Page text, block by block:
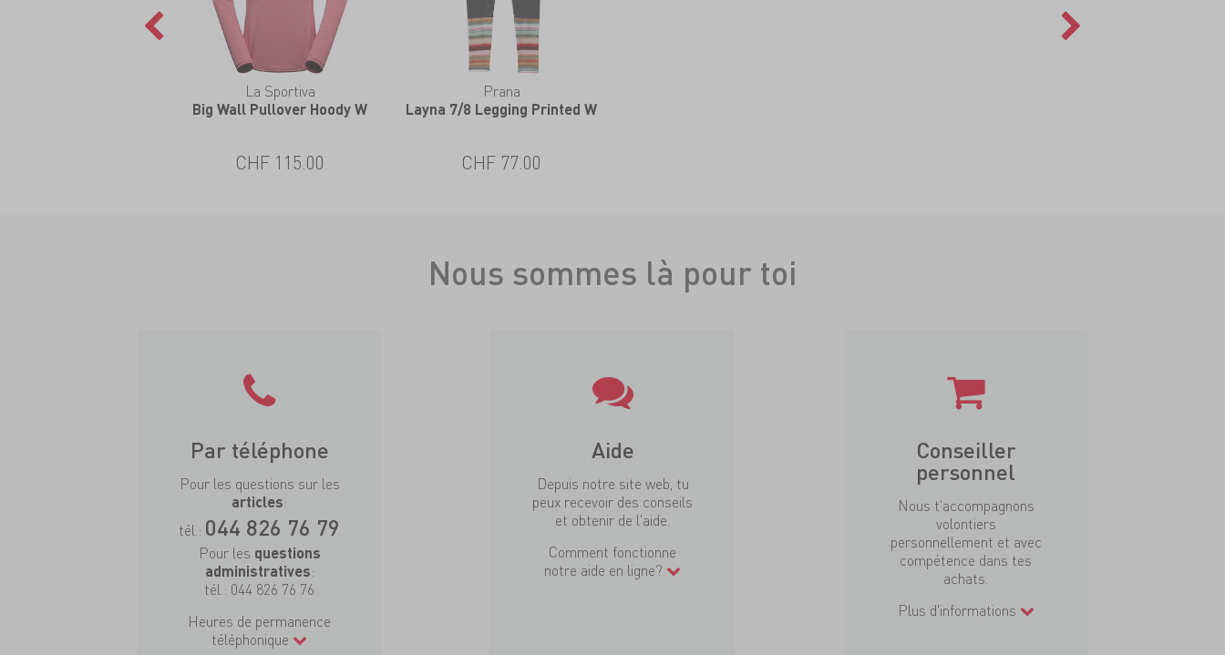
La Sportiva
Big Wall Pullover Hoody W
CHF 115.00
Prana
Layna 7/8 Legging Printed W
CHF 77.00
Nous sommes là pour toi
Par téléphone
Pour les questions sur les
articles:
tél.: 044 826 76 79
Pour les questions
administratives:
tél.: 044 826 76 76
Heures de permanence
téléphonique
Aide
Depuis notre site web, tu
peux recevoir des conseils
et obtenir de l'aide.
Comment fonctionne
notre aide en ligne?
Conseiller
personnel
Nous t'accompagnons
volontiers
personnellement et avec
compétence dans tes
achats.
Plus d'informations